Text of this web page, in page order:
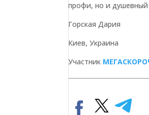
профи, но и душевный
Горская Дария
Киев, Украина
Участник